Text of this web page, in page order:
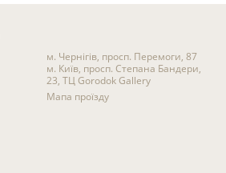
м. Чернігів, просп. Перемоги, 87
м. Київ, просп. Степана Бандери,
23, ТЦ Gorodok Gallery
Мапа проїзду